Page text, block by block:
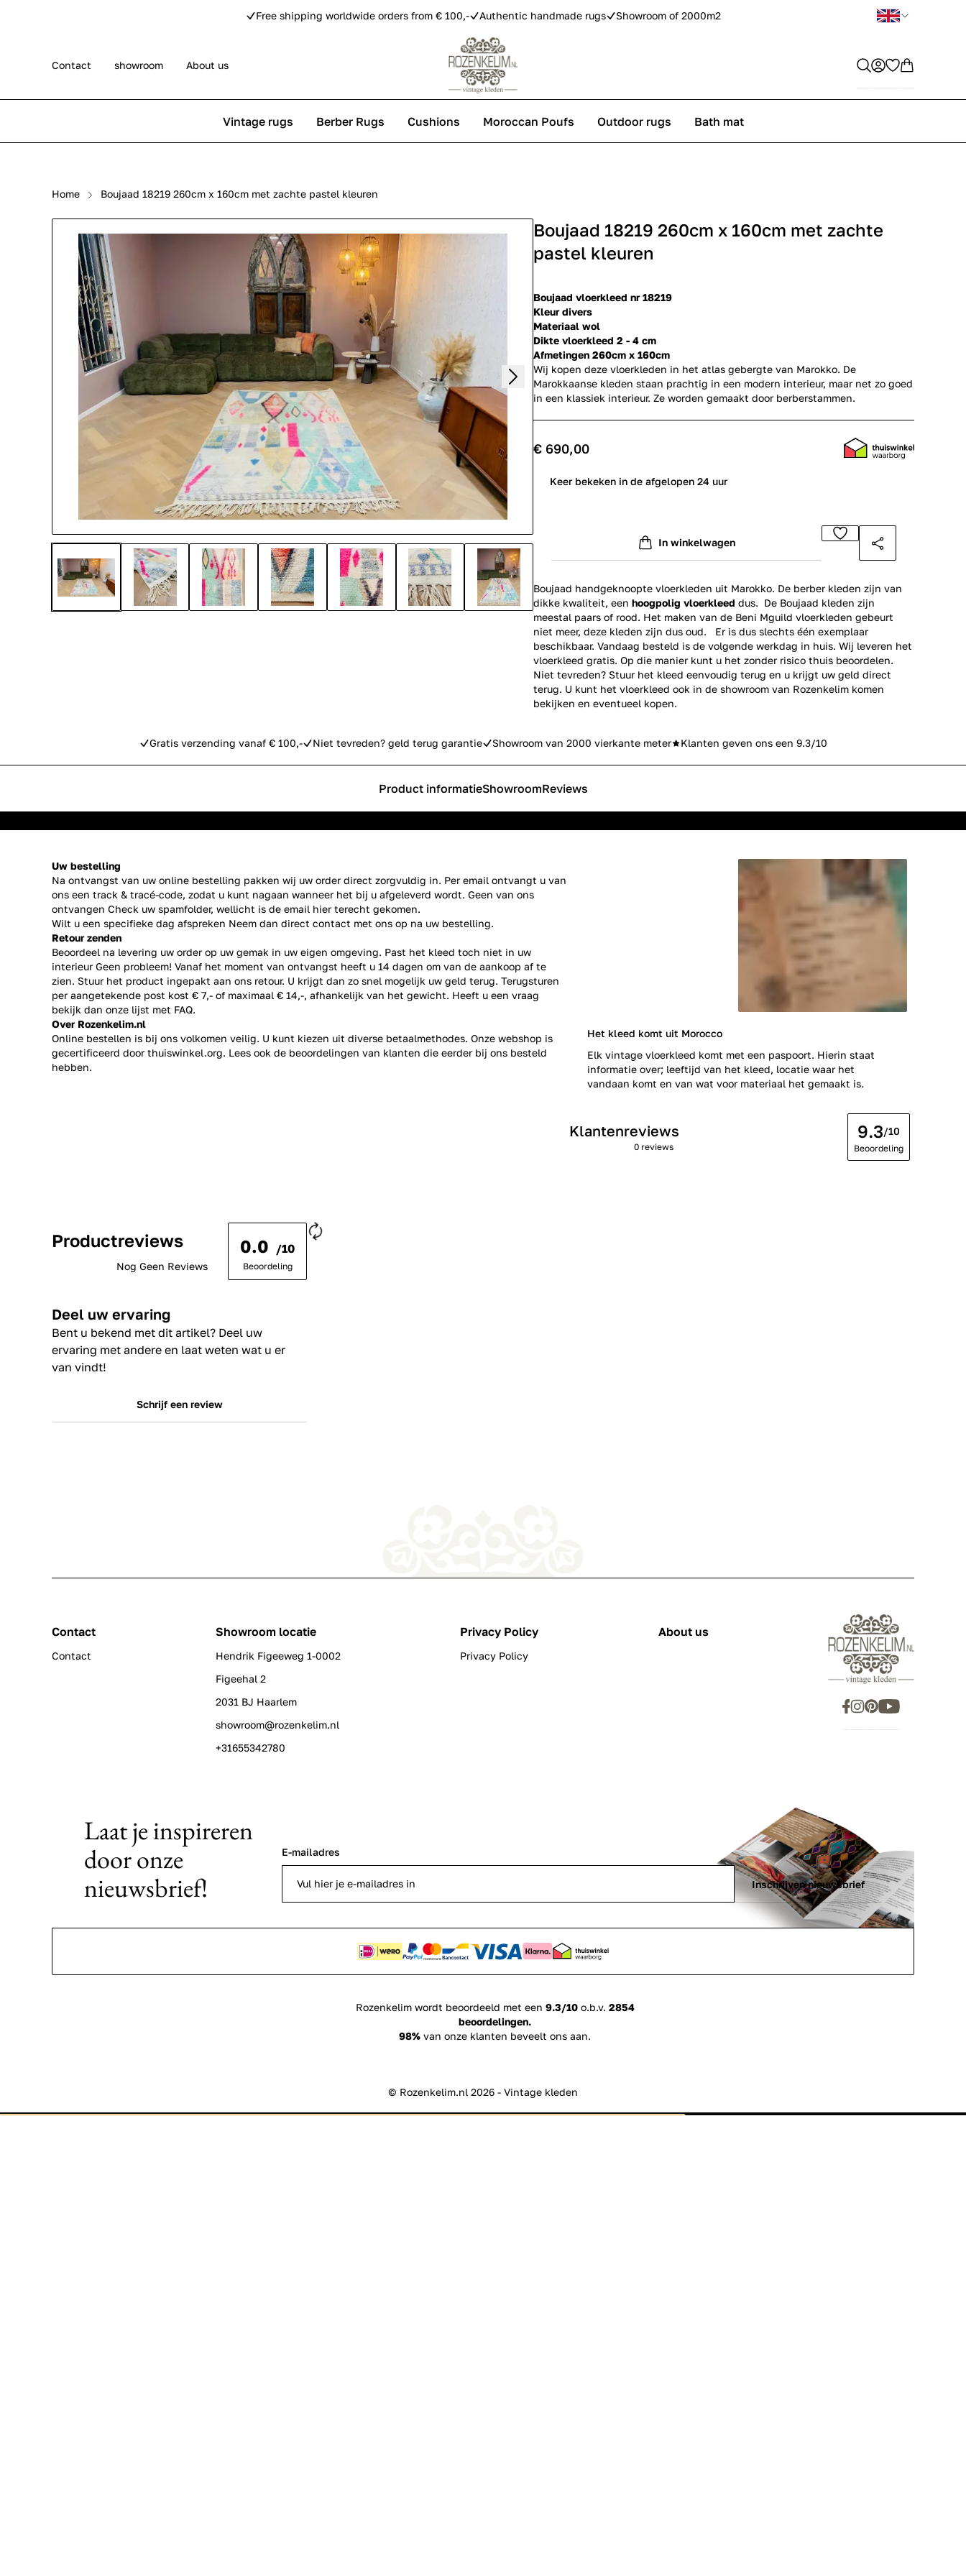
Free shipping worldwide orders from € 100,- Authentic handmade rugs Showroom of 2000m2
Contact showroom About us
Vintage rugs
Persian rugs Berber rugs
Rose kilim rugs Pip Studio carpets
Berber Rugs Cushions Moroccan Poufs Outdoor rugs Bath mat
Home Boujaad 18219 260cm x 160cm met zachte pastel kleuren
Boujaad 18219 260cm x 160cm met zachte
pastel kleuren
Boujaad vloerkleed nr 18219
Kleur divers
Materiaal wol
Dikte vloerkleed 2 - 4 cm
Afmetingen 260cm x 160cm
Wij kopen deze vloerkleden in het atlas gebergte van Marokko. De
Marokkaanse kleden staan prachtig in een modern interieur, maar net zo goed
in een klassiek interieur. Ze worden gemaakt door berberstammen.
€ 690,00
Keer bekeken in de afgelopen 24 uur
In winkelwagen
Boujaad handgeknoopte vloerkleden uit Marokko. De berber kleden zijn van
dikke kwaliteit, een hoogpolig vloerkleed dus. De Boujaad kleden zijn
meestal paars of rood. Het maken van de Beni Mguild vloerkleden gebeurt
niet meer, deze kleden zijn dus oud. Er is dus slechts één exemplaar
beschikbaar. Vandaag besteld is de volgende werkdag in huis. Wij leveren het
vloerkleed gratis. Op die manier kunt u het zonder risico thuis beoordelen.
Niet tevreden? Stuur het kleed eenvoudig terug en u krijgt uw geld direct
terug. U kunt het vloerkleed ook in de showroom van Rozenkelim komen
bekijken en eventueel kopen.
Gratis verzending vanaf € 100,- Niet tevreden? geld terug garantie Showroom van 2000 vierkante meter Klanten geven ons een 9.3/10
Product informatieShowroomReviews
Uw bestelling
Na ontvangst van uw online bestelling pakken wij uw order direct zorgvuldig in. Per email ontvangt u van
ons een track & tracé-code, zodat u kunt nagaan wanneer het bij u afgeleverd wordt. Geen van ons
ontvangen Check uw spamfolder, wellicht is de email hier terecht gekomen.
Wilt u een specifieke dag afspreken Neem dan direct contact met ons op na uw bestelling.
Retour zenden
Beoordeel na levering uw order op uw gemak in uw eigen omgeving. Past het kleed toch niet in uw
interieur Geen probleem! Vanaf het moment van ontvangst heeft u 14 dagen om van de aankoop af te
zien. Stuur het product ingepakt aan ons retour. U krijgt dan zo snel mogelijk uw geld terug. Terugsturen
per aangetekende post kost € 7,- of maximaal € 14,-, afhankelijk van het gewicht. Heeft u een vraag
bekijk dan onze lijst met FAQ.
Over Rozenkelim.nl
Online bestellen is bij ons volkomen veilig. U kunt kiezen uit diverse betaalmethodes. Onze webshop is
gecertificeerd door thuiswinkel.org. Lees ook de beoordelingen van klanten die eerder bij ons besteld
hebben.
Het kleed komt uit Morocco
Elk vintage vloerkleed komt met een paspoort. Hierin staat
informatie over; leeftijd van het kleed, locatie waar het
vandaan komt en van wat voor materiaal het gemaakt is.
Klantenreviews
0 reviews
9.3/10
Beoordeling
Productreviews
Nog Geen Reviews
0.0 /10
Beoordeling
Deel uw ervaring
Bent u bekend met dit artikel? Deel uw
ervaring met andere en laat weten wat u er
van vindt!
Schrijf een review
Contact
Contact
Showroom locatie
Hendrik Figeeweg 1-0002
Figeehal 2
2031 BJ Haarlem
showroom@rozenkelim.nl
+31655342780
Privacy Policy
Privacy Policy
About us
Laat je inspireren
door onze
nieuwsbrief!
E-mailadres
Inschrijven nieuwsbrief
Rozenkelim wordt beoordeeld met een 9.3/10o.b.v. 2854
beoordelingen.
98% van onze klanten beveelt ons aan.
© Rozenkelim.nl 2026 - Vintage kleden